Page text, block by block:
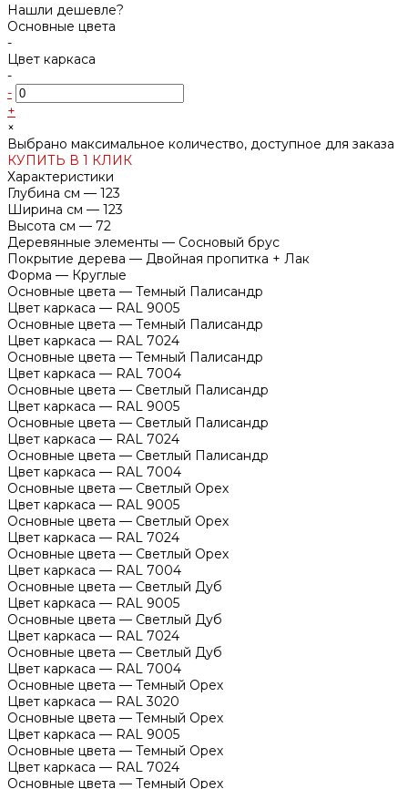
Нашли дешевле?
Основные цвета
-
Цвет каркаса
-
-
+
×
Выбрано максимальное количество, доступное для заказа
КУПИТЬ В 1 КЛИК
Характеристики
Глубина см — 123
Ширина см — 123
Высота см — 72
Деревянные элементы — Сосновый брус
Покрытие дерева — Двойная пропитка + Лак
Форма — Круглые
Основные цвета — Темный Палисандр
Цвет каркаса — RAL 9005
Основные цвета — Темный Палисандр
Цвет каркаса — RAL 7024
Основные цвета — Темный Палисандр
Цвет каркаса — RAL 7004
Основные цвета — Светлый Палисандр
Цвет каркаса — RAL 9005
Основные цвета — Светлый Палисандр
Цвет каркаса — RAL 7024
Основные цвета — Светлый Палисандр
Цвет каркаса — RAL 7004
Основные цвета — Светлый Орех
Цвет каркаса — RAL 9005
Основные цвета — Светлый Орех
Цвет каркаса — RAL 7024
Основные цвета — Светлый Орех
Цвет каркаса — RAL 7004
Основные цвета — Светлый Дуб
Цвет каркаса — RAL 9005
Основные цвета — Светлый Дуб
Цвет каркаса — RAL 7024
Основные цвета — Светлый Дуб
Цвет каркаса — RAL 7004
Основные цвета — Темный Орех
Цвет каркаса — RAL 3020
Основные цвета — Темный Орех
Цвет каркаса — RAL 9005
Основные цвета — Темный Орех
Цвет каркаса — RAL 7024
Основные цвета — Темный Орех